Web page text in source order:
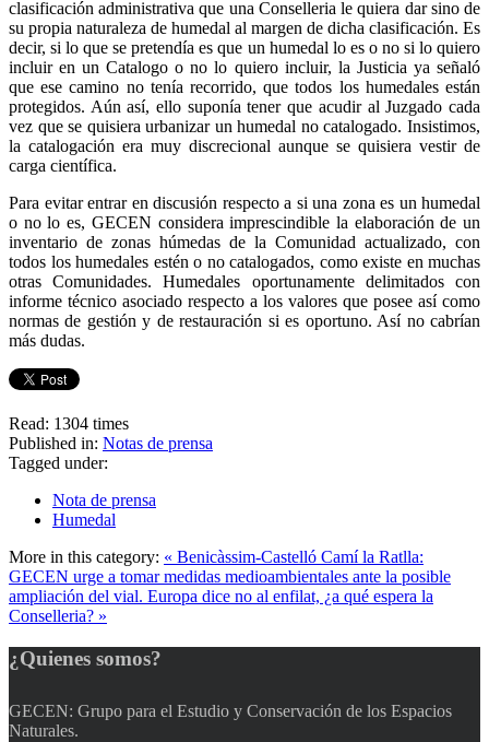
clasificación administrativa que una Conselleria le quiera dar sino de
su propia naturaleza de humedal al margen de dicha clasificación. Es
decir, si lo que se pretendía es que un humedal lo es o no si lo quiero
incluir en un Catalogo o no lo quiero incluir, la Justicia ya señaló
que ese camino no tenía recorrido, que todos los humedales están
protegidos. Aún así, ello suponía tener que acudir al Juzgado cada
vez que se quisiera urbanizar un humedal no catalogado. Insistimos,
la catalogación era muy discrecional aunque se quisiera vestir de
carga científica.
Para evitar entrar en discusión respecto a si una zona es un humedal
o no lo es, GECEN considera imprescindible la elaboración de un
inventario de zonas húmedas de la Comunidad actualizado, con
todos los humedales estén o no catalogados, como existe en muchas
otras Comunidades. Humedales oportunamente delimitados con
informe técnico asociado respecto a los valores que posee así como
normas de gestión y de restauración si es oportuno. Así no cabrían
más dudas.
Read: 1304 times
Published in: Notas de prensa
Tagged under:
Nota de prensa
Humedal
More in this category: « Benicàssim-Castelló Camí la Ratlla:
GECEN urge a tomar medidas medioambientales ante la posible
ampliación del vial. Europa dice no al enfilat, ¿a qué espera la
Conselleria? »
¿Quienes somos?
GECEN: Grupo para el Estudio y Conservación de los Espacios
Naturales.